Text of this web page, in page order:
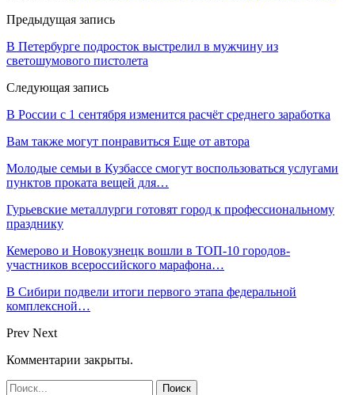
Предыдущая запись
В Петербурге подросток выстрелил в мужчину из
светошумового пистолета
Следующая запись
В России с 1 сентября изменится расчёт среднего заработка
Вам также могут понравиться Еще от автора
Молодые семьи в Кузбассе смогут воспользоваться услугами
пунктов проката вещей для…
Гурьевские металлурги готовят город к профессиональному
празднику
Кемерово и Новокузнецк вошли в ТОП-10 городов-
участников всероссийского марафона…
В Сибири подвели итоги первого этапа федеральной
комплексной…
Prev Next
Комментарии закрыты.